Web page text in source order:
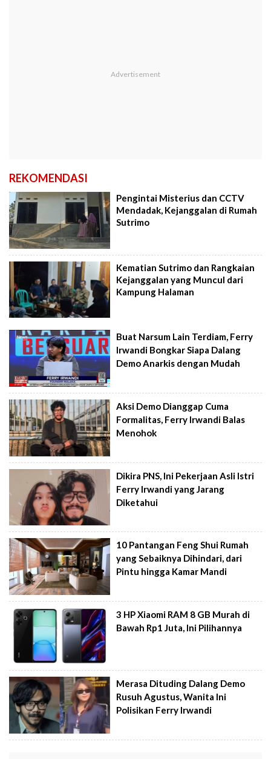
REKOMENDASI
Pengintai Misterius dan CCTV
Mendadak, Kejanggalan di Rumah
Sutrimo
Kematian Sutrimo dan Rangkaian
Kejanggalan yang Muncul dari
Kampung Halaman
Buat Narsum Lain Terdiam, Ferry
Irwandi Bongkar Siapa Dalang
Demo Anarkis dengan Mudah
Aksi Demo Dianggap Cuma
Formalitas, Ferry Irwandi Balas
Menohok
Dikira PNS, Ini Pekerjaan Asli Istri
Ferry Irwandi yang Jarang
Diketahui
10 Pantangan Feng Shui Rumah
yang Sebaiknya Dihindari, dari
Pintu hingga Kamar Mandi
3 HP Xiaomi RAM 8 GB Murah di
Bawah Rp1 Juta, Ini Pilihannya
Merasa Dituding Dalang Demo
Rusuh Agustus, Wanita Ini
Polisikan Ferry Irwandi